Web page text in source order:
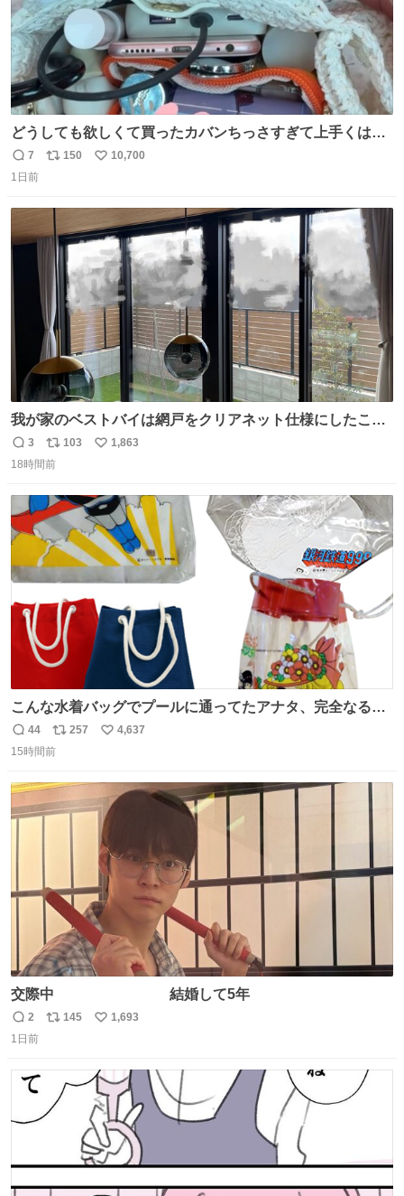
どうしても欲しくて買ったカバンちっさすぎて上手くはめ
ないと荷物入らん。女のカバンってなんでこんなちっさい
の
返
信
7
リ
ト
数
150
い
10,700
1日前
我が家のベストバイは網戸をクリアネット仕様にしたこ
と。網目が細かいから虫の侵入は一切許さないし、見た目
もクリアで網戸の存在を感じない。特筆すべきはその値
コスパ。これから家を建てる方は迷わず採用してほしい。
返
信
3
リ
ポ
ト
数
103
い
数
1,863
18時間前
こんな水着バッグでプールに通ってたアナタ、完全なる同
世代（笑） #70年代 #80年代 #昭和レトロ
返
信
44
リ
ポ
数
257
い
数
4,637
15時間前
交際中 結婚して5年
返
信
2
リ
数
145
い
数
1,693
1日前